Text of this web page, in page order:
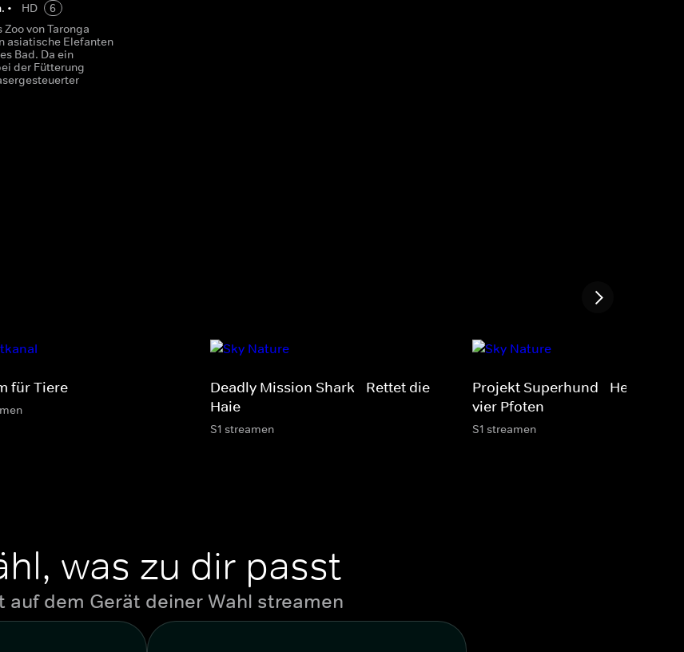
• HD
6
von Taronga
asiatische Elefanten
Bad. Da ein
der Fütterung
für Tiere
Deadly Mission Shark - Rettet die
Haie
S1 streamen
Projekt Superhund - Helfer auf
vier Pfoten
S1 streamen
was zu dir passt
auf dem Gerät deiner Wahl streamen